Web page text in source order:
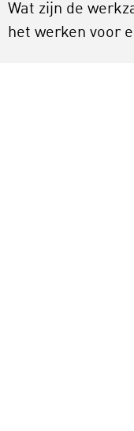
Wat zijn de
het werken voor